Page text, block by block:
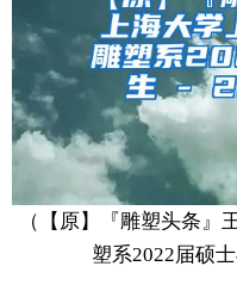
（【原】『雕塑头条』
塑系2022届硕